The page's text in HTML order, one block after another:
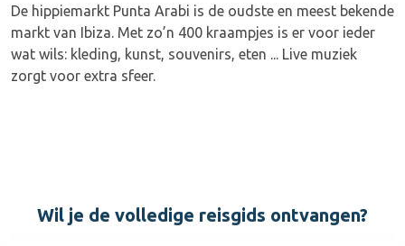
De hippiemarkt Punta Arabi is de oudste en meest bekende
markt van Ibiza. Met zo’n 400 kraampjes is er voor ieder
wat wils: kleding, kunst, souvenirs, eten ... Live muziek
zorgt voor extra sfeer.
Wil je de volledige reisgids ontvangen?